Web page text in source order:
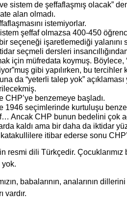
sistem de şeffaflaşmış olacak”
alan olmadı.
istemiyorlar.
şeffaf olmazsa 400-450
seçeneği işaretlemediği yalanını
seçmeli dersleri
için müfredata koymuş.
gibi yapılırken, bu tercihler
da “yeterli talep yok”
CHP’ye benzemeye başladı.
1946 seçimlerinde kurtuluşu
Ancak CHP bunun bedelini çok
kaldı ama bir daha da iktidar
itibar ederse sonu
resmi dili Türkçedir.
yok.
babalarının, analarının
vardır.